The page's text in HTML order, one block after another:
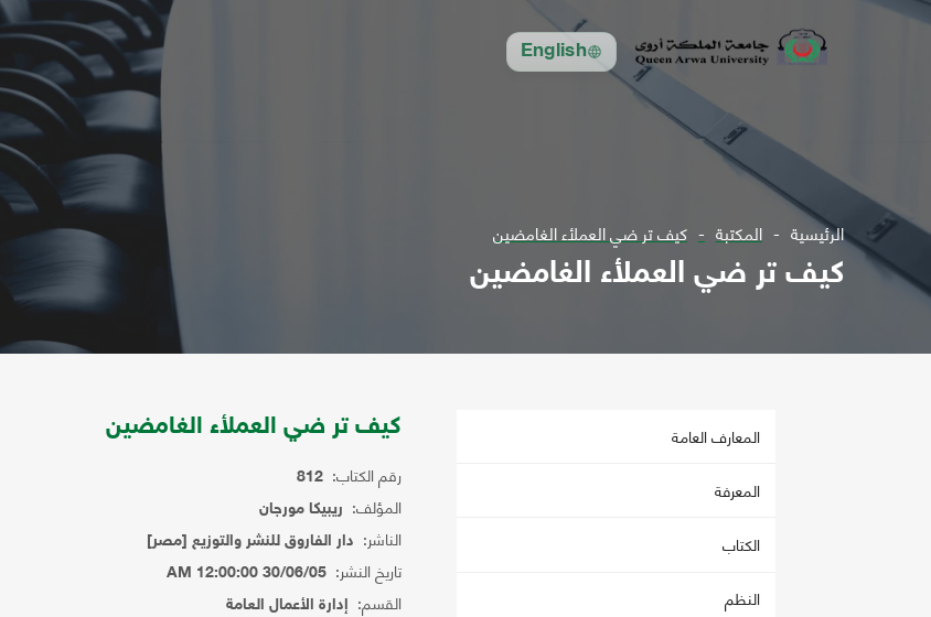
English
الرئيسية المكتبة كيف تر ضي العملأء الغامضين
كيف تر ضي العملأء الغامضين
المعارف العامة
المعرفة
الكتاب
النظم
كيف تر ضي العملأء الغامضين
رقم الكتاب: 812
المؤلف: ريبيكا مورجان
الناشر: دار الفاروق للنشر والتوزيع [مصر]
تاريخ النشر: 30/06/05 12:00:00 AM
القسم: إدارة الأعمال العامة